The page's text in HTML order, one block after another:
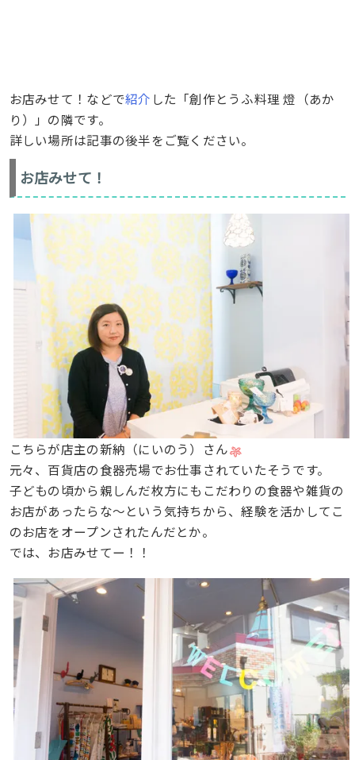
お店みせて！などで紹介 した「創作とうふ料理 燈（あか
り）」の隣です。
詳しい場所は記事の後半をご覧ください。
お店みせて！
こちらが店主の新納（にいのう）さん
元々、百貨店の食器売場でお仕事されていたそうです。
子どもの頃から親しんだ枚方にもこだわりの食器や雑貨の
お店があったらな〜という気持ちから、経験を活かしてこ
のお店をオープンされたんだとか。
では、お店みせてー！！